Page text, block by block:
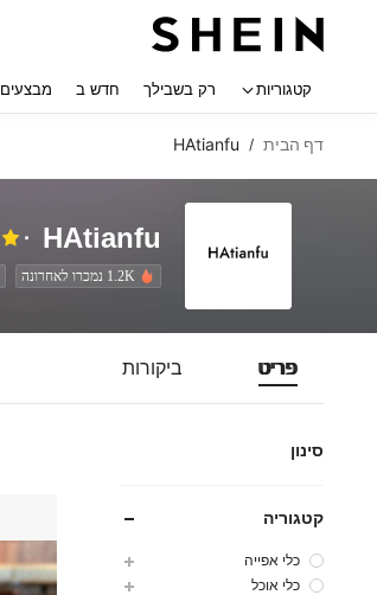
קטגוריות רק בשבילך חדש ב מבצעים
דף הבית /
HAtianfu
HAtianfu
1.2K נמכרו לאחרונה
פריט ביקורות
סינון
קטגוריה
כלי אפייה
כלי אוכל